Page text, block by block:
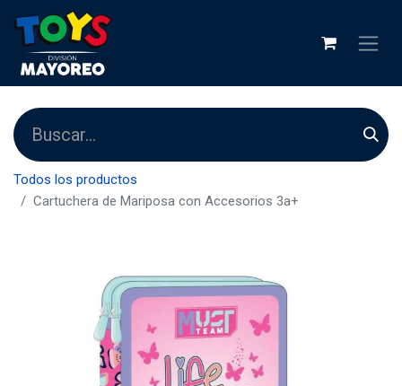
Todos los productos
Cartuchera de Mariposa con Accesorios 3a+